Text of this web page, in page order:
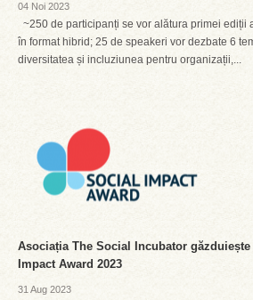
04 Noi 2023
~250 de participanți se vor alătura primei ediții
în format hibrid; 25 de speakeri vor dezbate 6
diversitatea și incluziunea pentru organizații,...
Asociația The Social Incubator
Impact Award 2023
31 Aug 2023